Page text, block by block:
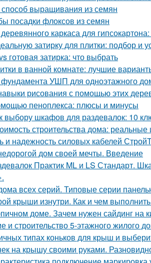
способ выращивания из семян
посадки флоксов из семян
каркаса для
затирку для плитки: подбор и
готовая затирка: что выбрать
в ванной комнате: лучшие
фундамента УШП для одноэтажного
рисования с помощью этих
пеноплекса: плюсы и минусы
выбору шкафов для раздевалок: 10
строительства дома:
и надежность силовых кабелей
дом своей мечты. Введение
Практик ML и LS Стандарт.
всех серий. Типовые серии
крыши изнутри. Как и чем
доме. Зачем нужен сайдинг на
и строительство 5-этажного жилого
типах коньков для крыш и
на крышу своими руками.